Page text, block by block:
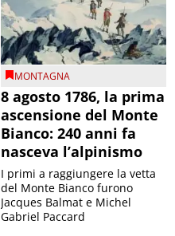
MONTAGNA
8 agosto 1786, la prima
ascensione del Monte
Bianco: 240 anni fa
nasceva l’alpinismo
I primi a raggiungere la vetta
del Monte Bianco furono
Jacques Balmat e Michel
Gabriel Paccard